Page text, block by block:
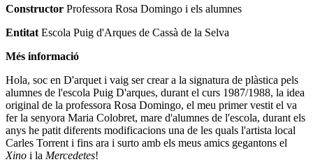
Constructor Professora Rosa Domingo i els alumnes
Entitat Escola Puig d'Arques de Cassà de la Selva
Més informació
Hola, soc en D'arquet i vaig ser crear a la signatura de plàstica pels
alumnes de l'escola Puig D'arques, durant el curs 1987/1988, la idea
original de la professora Rosa Domingo, el meu primer vestit el va
fer la senyora Maria Colobret, mare d'alumnes de l'escola, durant els
anys he patit diferents modificacions una de les quals l'artista local
Carles Torrent i fins ara i surto amb els meus amics gegantons el
Xino i la Mercedetes!